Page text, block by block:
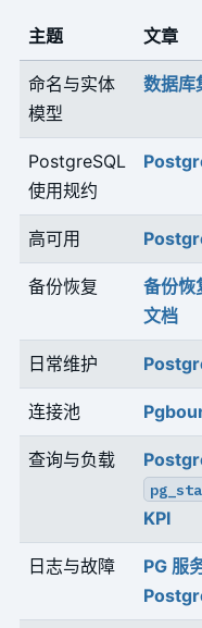
主题 文章
命名与实体
模型
数据库
PostgreSQL
使用规约
高可用
备份恢复 备份恢
文档
日常维护
连接池
查询与负载
KPI
日志与故障 PG 服